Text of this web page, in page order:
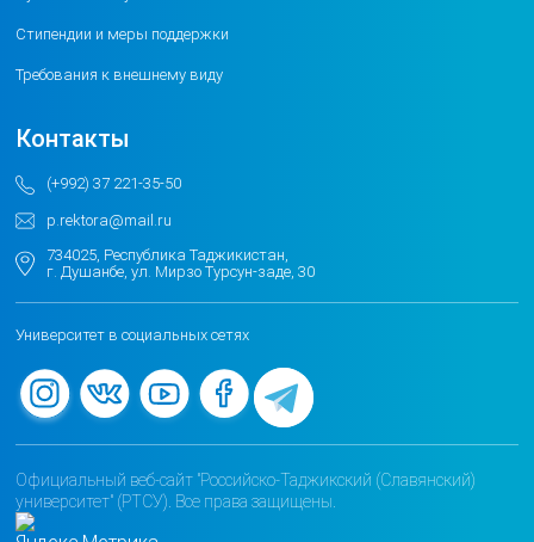
Стипендии и меры поддержки
Требования к внешнему виду
Контакты
(+992) 37 221-35-50
p.rektora@mail.ru
734025, Республика Таджикистан,
г. Душанбе, ул. Мирзо Турсун-заде, 30
Университет в социальных сетях
Официальный веб-сайт "Российско-Таджикский (Славянский)
университет" (РТСУ). Все права защищены.